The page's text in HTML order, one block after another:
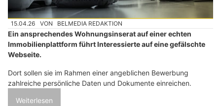
15.04.26 VON BELMEDIA REDAKTION
Ein ansprechendes Wohnungsinserat auf einer echten
Immobilienplattform führt Interessierte auf eine gefälschte
Webseite.
Dort sollen sie im Rahmen einer angeblichen Bewerbung
zahlreiche persönliche Daten und Dokumente einreichen.
Weiterlesen